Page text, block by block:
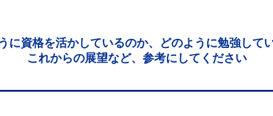
に資格を活かしているのか、どのように勉強して
これからの展望など、参考にしてください